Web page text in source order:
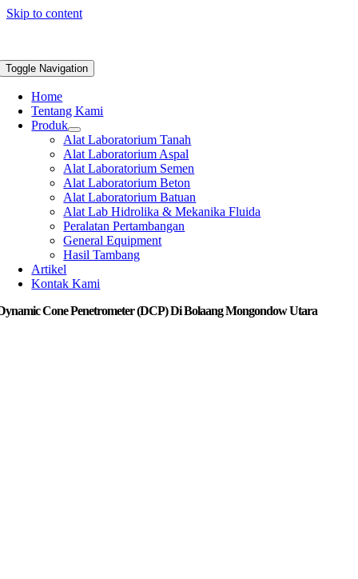
Skip to content
Toggle Navigation
Home
Tentang Kami
Produk
Alat Laboratorium Tanah
Alat Laboratorium Aspal
Alat Laboratorium Semen
Alat Laboratorium Beton
Alat Laboratorium Batuan
Alat Lab Hidrolika & Mekanika Fluida
Peralatan Pertambangan
General Equipment
Hasil Tambang
Artikel
Kontak Kami
Cone Penetrometer (DCP) Di Bolaang Mongondow Utara